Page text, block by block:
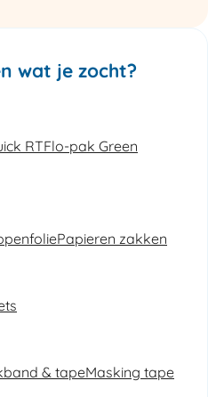
wat je zocht?
RTFlo-pak Green
Papieren zakken
& tapeMasking tape